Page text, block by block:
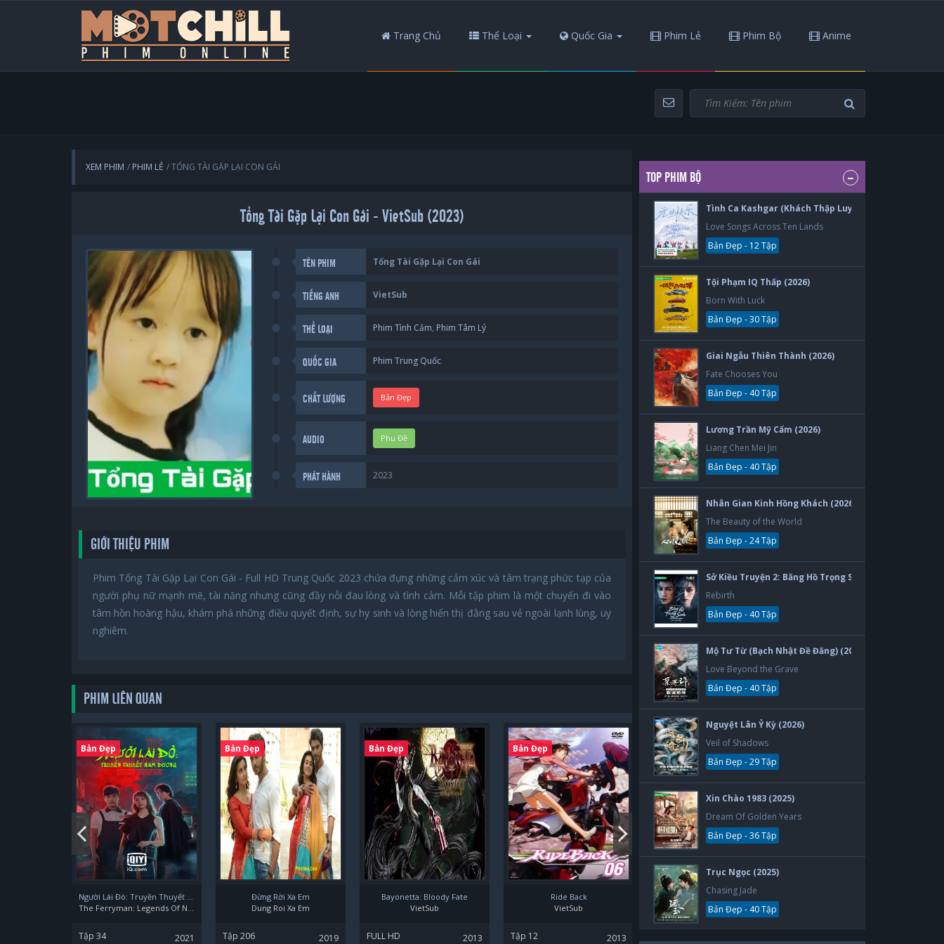
Trang Chủ Thể Loại Quốc Gia Phim Lẻ Phim Bộ Anime
XEM PHIM PHIM LẺ TỔNG TÀI GẶP LẠI CON GÁI
Tổng Tài Gặp Lại Con Gái - VietSub (2023)
TÊN PHIM Tổng Tài Gặp Lại Con Gái
TIẾNG ANH VietSub
THỂ LOẠI Phim Tình Cảm, Phim Tâm Lý
QUỐC GIA Phim Trung Quốc
CHẤT LƯỢNG Bản Đẹp
AUDIO Phụ Đề
PHÁT HÀNH 2023
GIỚI THIỆU PHIM
Phim Tổng Tài Gặp Lại Con Gái - Full HD Trung Quốc 2023 chứa đựng những cảm xúc và tâm trạng phức tạp của
người phụ nữ mạnh mẽ, tài năng nhưng cũng đầy nỗi đau lòng và tình cảm. Mỗi tập phim là một chuyến đi vào
tâm hồn hoàng hậu, khám phá những điều quyết định, sự hy sinh và lòng hiển thị đằng sau vẻ ngoài lạnh lùng, uy
nghiêm.
PHIM LIÊN QUAN
Bản Đẹp
Người Lái Đò: Truyền Thuyết Nam Dương
The Ferryman: Legends Of Nanyang
Tập 34 2021
Bản Đẹp
Đừng Rời Xa Em
Dung Roi Xa Em
Tập 206 2019
Bản Đẹp
Bayonetta: Bloody Fate
VietSub
FULL HD 2013
Bản Đẹp
Ride Back
VietSub
Tập 12 2013
Bản Đẹp
Thẻ Bạn Trai
Boyfriend Card
2019
TOP PHIM BỘ
Tình Ca Kashgar (Khách Thập Luyến Ca) (2026)
Love Songs Across Ten Lands
Bản Đẹp - 12 Tập
Tội Phạm IQ Thấp (2026)
Born With Luck
Bản Đẹp - 30 Tập
Giai Ngẫu Thiên Thành (2026)
Fate Chooses You
Bản Đẹp - 40 Tập
Lương Trần Mỹ Cẩm (2026)
Liang Chen Mei Jin
Bản Đẹp - 40 Tập
Nhân Gian Kinh Hồng Khách (2026)
The Beauty of the World
Bản Đẹp - 24 Tập
Sở Kiều Truyện 2: Băng Hồ Trọng Sinh (2026)
Rebirth
Bản Đẹp - 40 Tập
Mộ Tư Từ (Bạch Nhật Đề Đăng) (2026)
Love Beyond the Grave
Bản Đẹp - 40 Tập
Nguyệt Lân Ỷ Kỳ (2026)
Veil of Shadows
Bản Đẹp - 29 Tập
Xin Chào 1983 (2025)
Dream Of Golden Years
Bản Đẹp - 36 Tập
Trục Ngọc (2025)
Chasing Jade
Bản Đẹp - 40 Tập